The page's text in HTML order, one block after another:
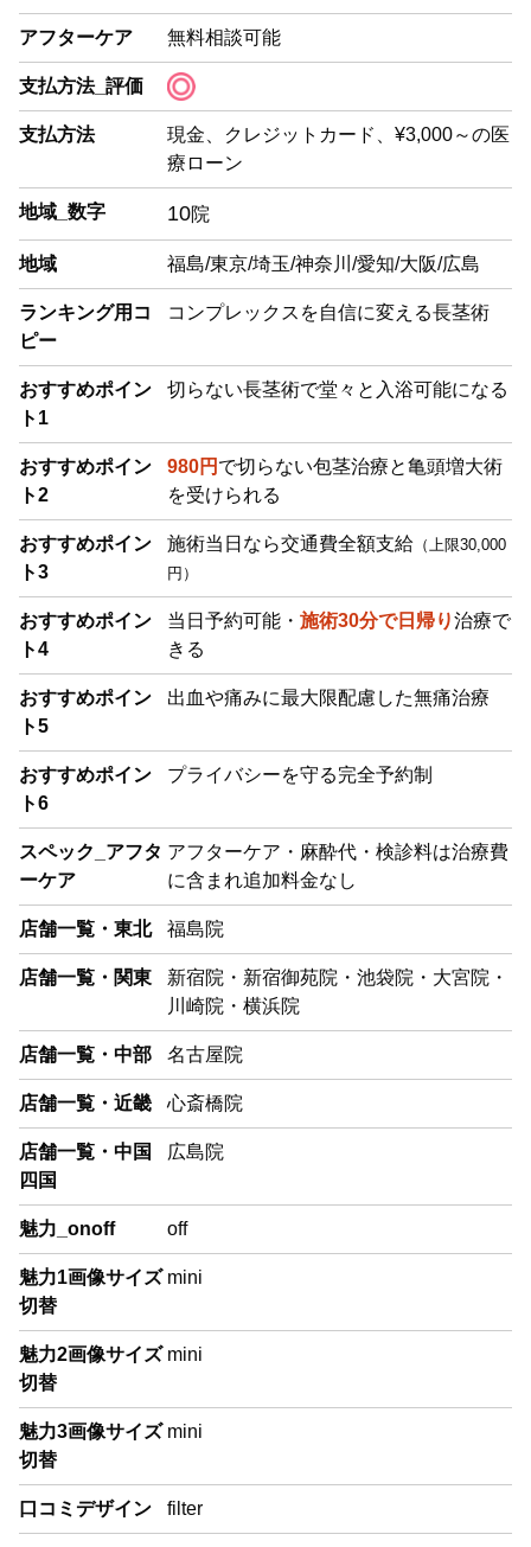
アフターケア 無料相談可能
支払方法_評価
支払方法
現金、クレジットカード、¥3,000～の医
療ローン
地域_数字 10院
地域 福島/東京/埼玉/神奈川/愛知/大阪/広島
ランキング用コ
ピー
コンプレックスを自信に変える長茎術
おすすめポイン
ト1
切らない長茎術で堂々と入浴可能になる
おすすめポイン
ト2
980円 で切らない包茎治療と亀頭増大術
を受けられる
おすすめポイン
ト3
施術当日なら交通費全額支給（上限30,000
円）
おすすめポイン
ト4
当日予約可能・ 施術30分で日帰り治療で
きる
おすすめポイン
ト5
出血や痛みに最大限配慮した無痛治療
おすすめポイン
ト6
プライバシーを守る完全予約制
スペック_アフタ
ーケア
アフターケア・麻酔代・検診料は治療費
に含まれ追加料金なし
店舗一覧・東北 福島院
店舗一覧・関東
新宿院・新宿御苑院・池袋院・大宮院・
川崎院・横浜院
店舗一覧・中部 名古屋院
店舗一覧・近畿 心斎橋院
店舗一覧・中国
四国
広島院
魅力_onoff off
魅力1画像サイズ
切替
mini
魅力2画像サイズ
切替
mini
魅力3画像サイズ
切替
mini
口コミデザイン filter